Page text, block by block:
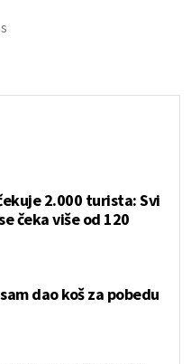
2.000 turista: Svi
čeka više od 120
dao koš za pobedu